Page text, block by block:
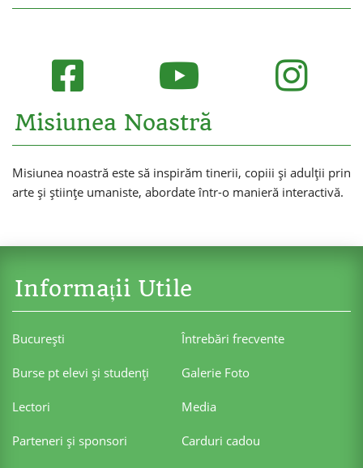
Misiunea Noastră
Misiunea noastră este să inspirăm tinerii, copiii și adulții prin
arte și științe umaniste, abordate într-o manieră interactivă.
Informații Utile
Bucureşti Întrebări frecvente
Burse pt elevi şi studenţi Galerie Foto
Lectori Media
Parteneri şi sponsori Carduri cadou